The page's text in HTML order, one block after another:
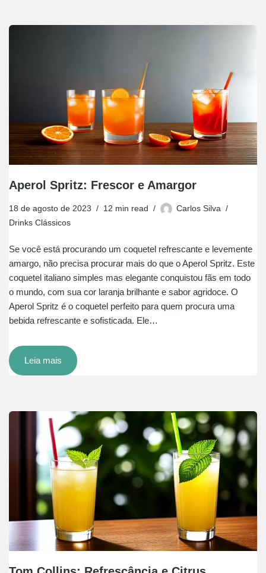
Aperol Spritz: Frescor e Amargor
18 de agosto de 2023 12 min read
Carlos Silva
Drinks Clássicos
Se você está procurando um coquetel refrescante e levemente
amargo, não precisa procurar mais do que o Aperol Spritz. Este
coquetel italiano simples mas elegante conquistou fãs em todo
o mundo, com sua cor laranja brilhante e sabor agridoce. O
Aperol Spritz é o coquetel perfeito para quem procura uma
bebida refrescante e sofisticada. Ele…
Leia mais